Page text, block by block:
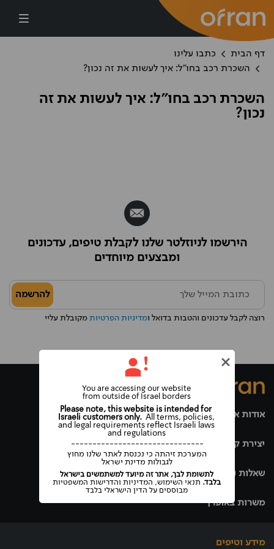
דף הבית
כתבו עלינו
השכרת רכב בחו"ל: איך לעשות את זה נכון?
השכרת רכב בחו"ל: איך לעשות את זה
נכון?
הירשמו לניוזלטר שלנו לקבלת טיפים, עדכונים
ומבצעים מיוחדים
רוצה לקבל עדכונים והטבות בדואל ומדיניות הפרטיות מקובלת עליי
להרשמה
אודות אופרן
יצירת קשר
שאלות נפוצות
משרות באופרן
מידע וטיפים
Please note, this website is intended for
Israeli customers only.All terms, policies,
and legal requirements reflect Israeli laws
and regulations
-------------------------------
המערכת זיהתה כי נכנסת לאתר שלנו מחוץ
לגבולות מדינת ישראל
You are accessing our website
from outside of Israel borders
לתשומת לבך, אתר זה מיועד למשתמשים בישראל
בלבד. תנאי השימוש, המדיניות והדרישות המשפטיות
מבוססים על הדין הישראלי בלבד